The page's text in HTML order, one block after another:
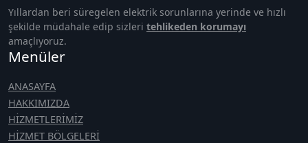
Yıllardan beri süregelen elektrik sorunlarına yerinde ve hızlı
şekilde müdahale edip sizleri tehlikeden korumayı
amaçlıyoruz.
Menüler
ANASAYFA
HAKKIMIZDA
HİZMETLERİMİZ
HİZMET BÖLGELERİ